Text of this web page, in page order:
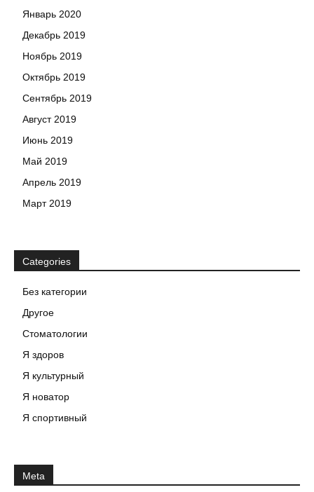
Январь 2020
Декабрь 2019
Ноябрь 2019
Октябрь 2019
Сентябрь 2019
Август 2019
Июнь 2019
Май 2019
Апрель 2019
Март 2019
Categories
Без категории
Другое
Стоматологии
Я здоров
Я культурный
Я новатор
Я спортивный
Meta